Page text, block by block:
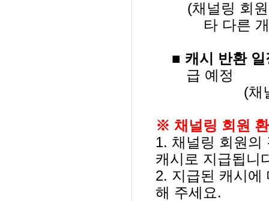
(채널링 회
타 다른
■ 캐시 반환 일
급 예정
(채
※ 채널링 회원
1. 채널링 회원의
캐시로 지급됩니
2. 지급된 캐시에
해 주세요 .